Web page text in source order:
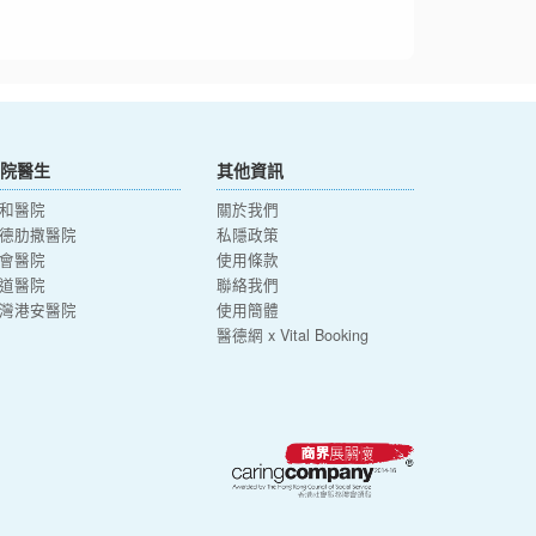
醫生
醫院
肋撒醫院
醫院
醫院
港安醫院
其他資訊
關於我們
私隱政策
使用條款
聯絡我們
使用簡體
醫德網 x Vital Booking